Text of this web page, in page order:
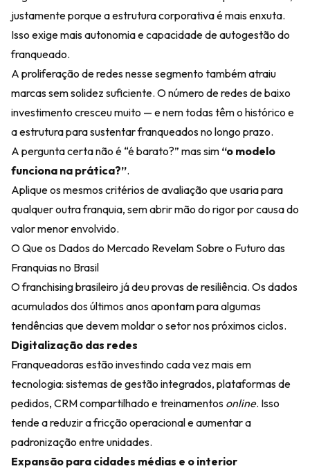
justamente porque a estrutura corporativa é mais enxuta.
Isso exige mais autonomia e capacidade de autogestão do
franqueado.
A proliferação de redes nesse segmento também atraiu
marcas sem solidez suficiente. O número de redes de baixo
investimento cresceu muito — e nem todas têm o histórico e
a estrutura para sustentar franqueados no longo prazo.
A pergunta certa não é “é barato?” mas sim “o modelo
funciona na prática?”.
Aplique os mesmos critérios de avaliação que usaria para
qualquer outra franquia, sem abrir mão do rigor por causa do
valor menor envolvido.
O Que os Dados do Mercado Revelam Sobre o Futuro das
Franquias no Brasil
O franchising brasileiro já deu provas de resiliência. Os dados
acumulados dos últimos anos apontam para algumas
tendências que devem moldar o setor nos próximos ciclos.
Digitalização das redes
Franqueadoras estão investindo cada vez mais em
tecnologia: sistemas de gestão integrados, plataformas de
pedidos, CRM compartilhado e treinamentos online. Isso
tende a reduzir a fricção operacional e aumentar a
padronização entre unidades.
Expansão para cidades médias e o interior